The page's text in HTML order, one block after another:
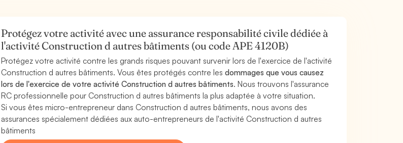
Protégez votre activité avec une assurance responsabilité civile dédiée à
l'activité Construction d autres bâtiments (ou code APE 4120B)
Protégez votre activité contre les grands risques pouvant survenir lors de l'exercice de l'activité
Construction d autres bâtiments. Vous êtes protégés contre les dommages que vous causez
lors de l'exercice de votre activité Construction d autres bâtiments. Nous trouvons l'assurance
RC professionnelle pour Construction d autres bâtiments la plus adaptée à votre situation.
Si vous êtes micro-entrepreneur dans Construction d autres bâtiments, nous avons des
assurances spécialement dédiées aux auto-entrepreneurs de l'activité Construction d autres
bâtiments